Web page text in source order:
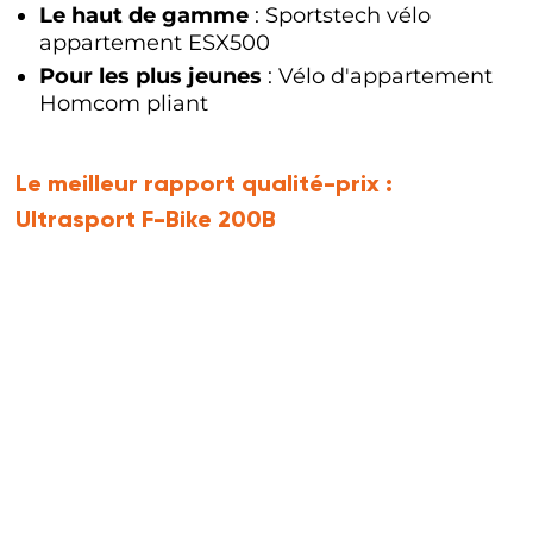
Le haut de gamme : Sportstech vélo
appartement ESX500
Pour les plus jeunes : Vélo d'appartement
Homcom pliant
Le meilleur rapport qualité-prix :
Ultrasport F-Bike 200B